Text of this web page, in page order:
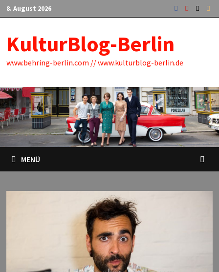
Zum
Inhalt
8. August 2026
KulturBlog-Berlin
www.behring-berlin.com // www.kulturblog-berlin.de
MENÜ